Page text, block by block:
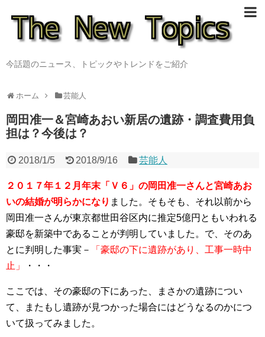
今話題のニュース、トピックやトレンドをご紹介
ホーム 芸能人
岡田准一＆宮崎あおい新居の遺跡・調査費用負
担は？今後は？
2018/1/5 2018/9/16 芸能人
２０１７年１２月年末「Ｖ６」の岡田准一さんと宮崎あお
いの結婚が明らかになり ました。そもそも、それ以前から
岡田准一さんが東京都世田谷区内に推定5億円ともいわれる
豪邸を新築中であることが判明していました。で、そのあ
とに判明した事実－
「豪邸の下に遺跡があり、工事一時中
止」
・・・
ここでは、その豪邸の下にあった、まさかの遺跡につい
て、またもし遺跡が見つかった場合にはどうなるのかにつ
いて扱ってみました。